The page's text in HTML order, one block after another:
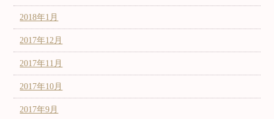
2018年1月
2017年12月
2017年11月
2017年10月
2017年9月